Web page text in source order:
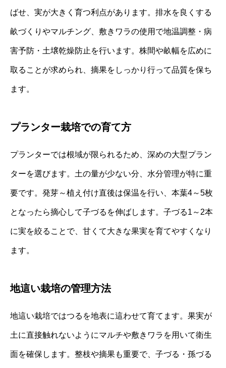
ばせ、実が大きく育つ利点があります。排水を良くする
畝づくりやマルチング、敷きワラの使用で地温調整・病
害予防・土壌乾燥防止を行います。株間や畝幅を広めに
取ることが求められ、摘果をしっかり行って品質を保ち
ます。
プランター栽培での育て方
プランターでは根域が限られるため、深めの大型プラン
ターを選びます。土の量が少ない分、水分管理が特に重
要です。発芽～植え付け直後は保温を行い、本葉4～5枚
となったら摘心して子づるを伸ばします。子づる1～2本
に実を絞ることで、甘くて大きな果実を育てやすくなり
ます。
地這い栽培の管理方法
地這い栽培ではつるを地表に這わせて育てます。果実が
土に直接触れないようにマルチや敷きワラを用いて衛生
面を確保します。整枝や摘果も重要で、子づる・孫づる